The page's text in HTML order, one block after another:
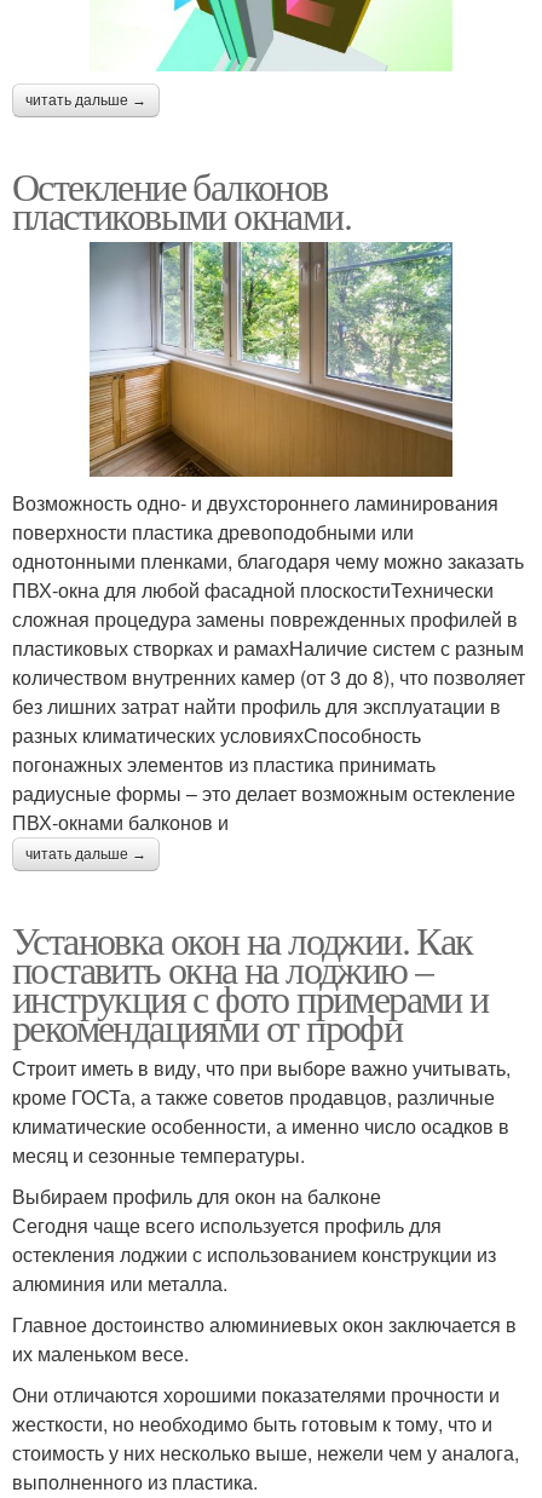
читать дальше →
Остекление балконов
пластиковыми окнами.
Возможность одно- и двухстороннего ламинирования
поверхности пластика древоподобными или
однотонными пленками, благодаря чему можно заказать
ПВХ-окна для любой фасадной плоскостиТехнически
сложная процедура замены поврежденных профилей в
пластиковых створках и рамахНаличие систем с разным
количеством внутренних камер (от 3 до 8), что позволяет
без лишних затрат найти профиль для эксплуатации в
разных климатических условияхСпособность
погонажных элементов из пластика принимать
радиусные формы – это делает возможным остекление
ПВХ-окнами балконов и
читать дальше →
Установка окон на лоджии. Как
поставить окна на лоджию –
инструкция с фото примерами и
рекомендациями от профи
Строит иметь в виду, что при выборе важно учитывать,
кроме ГОСТа, а также советов продавцов, различные
климатические особенности, а именно число осадков в
месяц и сезонные температуры.
Выбираем профиль для окон на балконе
Сегодня чаще всего используется профиль для
остекления лоджии с использованием конструкции из
алюминия или металла.
Главное достоинство алюминиевых окон заключается в
их маленьком весе.
Они отличаются хорошими показателями прочности и
жесткости, но необходимо быть готовым к тому, что и
стоимость у них несколько выше, нежели чем у аналога,
выполненного из пластика.